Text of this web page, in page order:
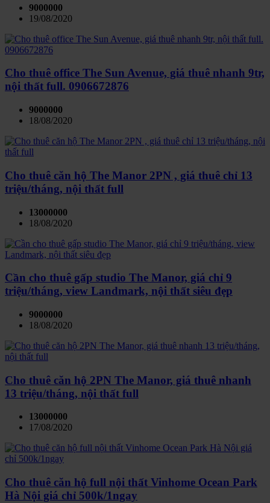
9000000
19/08/2020
Cho thuê office The Sun Avenue, giá thuê nhanh 9tr,
nội thất full. 0906672876
9000000
18/08/2020
Cho thuê căn hộ The Manor 2PN , giá thuê chỉ 13
triệu/tháng, nội thất full
13000000
18/08/2020
Cần cho thuê gấp studio The Manor, giá chỉ 9
triệu/tháng, view Landmark, nội thất siêu đẹp
9000000
18/08/2020
Cho thuê căn hộ 2PN The Manor, giá thuê nhanh
13 triệu/tháng, nội thất full
13000000
17/08/2020
Cho thuê căn hộ full nội thất Vinhome Ocean Park
Hà Nội giá chỉ 500k/1ngay